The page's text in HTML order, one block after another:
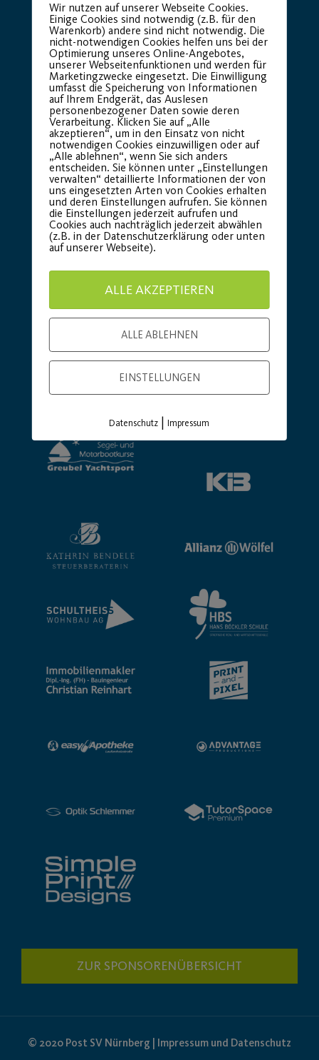
Basic Partner:
ZUR SPONSORENÜBERSICHT
© 2020 Post SV Nürnberg | Impressum und Datenschutz
Wir nutzen auf unserer Webseite Cookies.
Einige Cookies sind notwendig (z.B. für den
Warenkorb) andere sind nicht notwendig. Die
nicht-notwendigen Cookies helfen uns bei der
Optimierung unseres Online-Angebotes,
unserer Webseitenfunktionen und werden für
Marketingzwecke eingesetzt. Die Einwilligung
umfasst die Speicherung von Informationen
auf Ihrem Endgerät, das Auslesen
personenbezogener Daten sowie deren
Verarbeitung. Klicken Sie auf „Alle
akzeptieren“, um in den Einsatz von nicht
notwendigen Cookies einzuwilligen oder auf
„Alle ablehnen“, wenn Sie sich anders
entscheiden. Sie können unter „Einstellungen
verwalten“ detaillierte Informationen der von
uns eingesetzten Arten von Cookies erhalten
und deren Einstellungen aufrufen. Sie können
die Einstellungen jederzeit aufrufen und
Cookies auch nachträglich jederzeit abwählen
(z.B. in der Datenschutzerklärung oder unten
auf unserer Webseite).
ALLE AKZEPTIEREN
ALLE ABLEHNEN
EINSTELLUNGEN
Datenschutz |Impressum